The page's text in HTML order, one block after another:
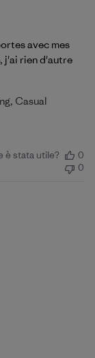
avec mes
j'ai rien d'autre
Casual
è stata utile?
0
0